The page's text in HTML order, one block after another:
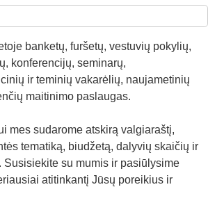
banketų, furšetų, vestuvių pokylių,
konferencijų, seminarų,
ir teminių vakarėlių, naujametinių
maitinimo paslaugas.
mes sudarome atskirą valgiaraštį,
tematiką, biudžetą, dalyvių skaičių ir
Susisiekite su mumis ir pasiūlysime
atitinkantį Jūsų poreikius ir